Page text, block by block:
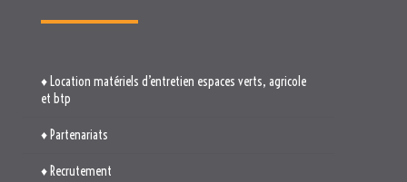
♦ Location matériels d’entretien espaces verts, agricole
et btp
♦ Partenariats
♦ Recrutement